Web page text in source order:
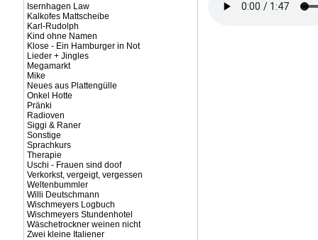
Isernhagen Law
Kalkofes Mattscheibe
Karl-Rudolph
Kind ohne Namen
Klose - Ein Hamburger in Not
Lieder + Jingles
Megamarkt
Mike
Neues aus Plattengülle
Onkel Hotte
Pränki
Radioven
Siggi & Raner
Sonstige
Sprachkurs
Therapie
Uschi - Frauen sind doof
Verkorkst, vergeigt, vergessen
Weltenbummler
Willi Deutschmann
Wischmeyers Logbuch
Wischmeyers Stundenhotel
Wäschetrockner weinen nicht
Zwei kleine Italiener